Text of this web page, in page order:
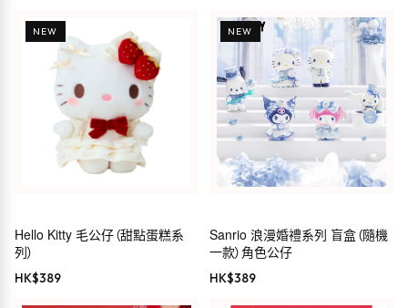
NEW
Hello Kitty 毛公仔（甜點蛋糕系
列）
HK$389
NEW
Sanrio 浪漫婚禮系列 盲盒（隨機
一款）角色公仔
HK$389